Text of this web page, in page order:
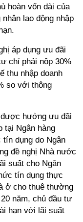
hoàn vốn dài của
lao động nhập
áp dụng ưu đãi
chỉ phải nộp 30%
thu nhập doanh
so với thông
hưởng ưu đãi
tại Ngân hàng
dụng do Ngân
đề nghị Nhà nước
suất cho Ngân
tín dụng thực
ở cho thuê thường
năm, chủ đầu tư
hạn với lãi suất